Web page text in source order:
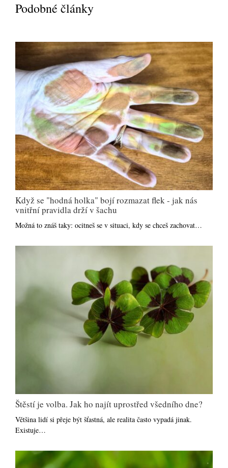
Podobné články
Když se "hodná holka" bojí rozmazat flek - jak nás
vnitřní pravidla drží v šachu
Možná to znáš taky: ocitneš se v situaci, kdy se chceš zachovat…
Štěstí je volba. Jak ho najít uprostřed všedního dne?
Většina lidí si přeje být šťastná, ale realita často vypadá jinak.
Existuje…